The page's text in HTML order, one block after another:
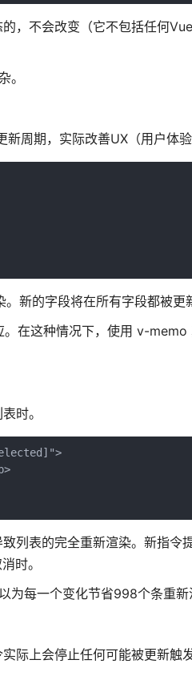
，不会改变（它不包括任何
。
周期，实际改善UX（用户体验
新的字段将在所有字段都被更
在这种情况下，使用 v-
时。
列表的完全重新渲染。新指令
时。
每一个变化节省998个条重新
际上会停止任何可能被更新触